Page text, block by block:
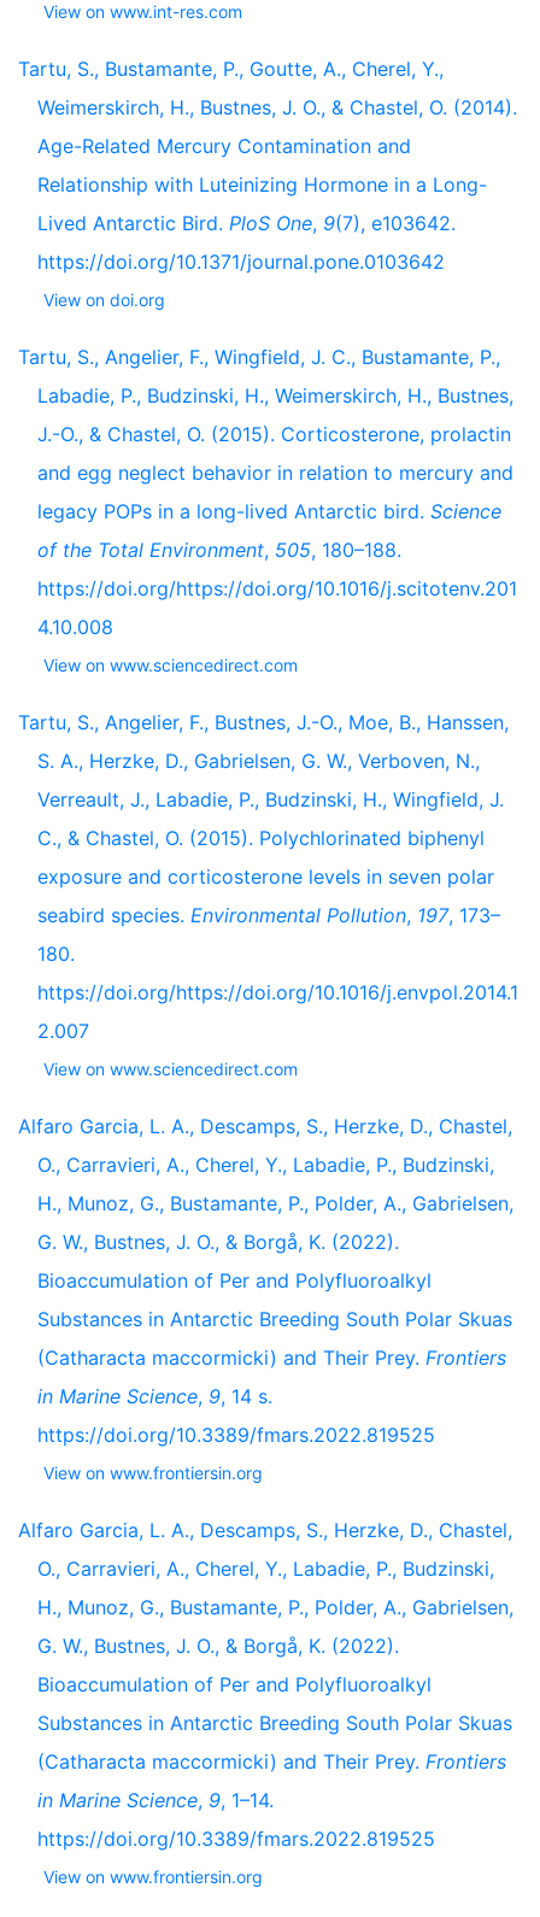
View on www.int-res.com
Tartu, S., Bustamante, P., Goutte, A., Cherel, Y.,
Weimerskirch, H., Bustnes, J. O., & Chastel, O. (2014).
Age-Related Mercury Contamination and
Relationship with Luteinizing Hormone in a Long-
Lived Antarctic Bird. PloS One, 9(7), e103642.
https://doi.org/10.1371/journal.pone.0103642
View on doi.org
Tartu, S., Angelier, F., Wingfield, J. C., Bustamante, P.,
Labadie, P., Budzinski, H., Weimerskirch, H., Bustnes,
J.-O., & Chastel, O. (2015). Corticosterone, prolactin
and egg neglect behavior in relation to mercury and
legacy POPs in a long-lived Antarctic bird. Science
of the Total Environment, 505, 180–188.
https://doi.org/https://doi.org/10.1016/j.scitotenv.201
4.10.008
View on www.sciencedirect.com
Tartu, S., Angelier, F., Bustnes, J.-O., Moe, B., Hanssen,
S. A., Herzke, D., Gabrielsen, G. W., Verboven, N.,
Verreault, J., Labadie, P., Budzinski, H., Wingfield, J.
C., & Chastel, O. (2015). Polychlorinated biphenyl
exposure and corticosterone levels in seven polar
seabird species. Environmental Pollution, 197, 173–
180.
https://doi.org/https://doi.org/10.1016/j.envpol.2014.1
2.007
View on www.sciencedirect.com
Alfaro Garcia, L. A., Descamps, S., Herzke, D., Chastel,
O., Carravieri, A., Cherel, Y., Labadie, P., Budzinski,
H., Munoz, G., Bustamante, P., Polder, A., Gabrielsen,
G. W., Bustnes, J. O., & Borgå, K. (2022).
Bioaccumulation of Per and Polyfluoroalkyl
Substances in Antarctic Breeding South Polar Skuas
(Catharacta maccormicki) and Their Prey. Frontiers
in Marine Science, 9, 14 s.
https://doi.org/10.3389/fmars.2022.819525
View on www.frontiersin.org
Alfaro Garcia, L. A., Descamps, S., Herzke, D., Chastel,
O., Carravieri, A., Cherel, Y., Labadie, P., Budzinski,
H., Munoz, G., Bustamante, P., Polder, A., Gabrielsen,
G. W., Bustnes, J. O., & Borgå, K. (2022).
Bioaccumulation of Per and Polyfluoroalkyl
Substances in Antarctic Breeding South Polar Skuas
(Catharacta maccormicki) and Their Prey. Frontiers
in Marine Science, 9, 1–14.
https://doi.org/10.3389/fmars.2022.819525
View on www.frontiersin.org